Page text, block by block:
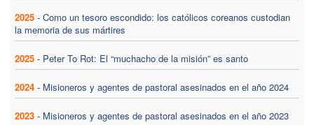
2025 - Como un tesoro escondido: los católicos coreanos custodian
la memoria de sus mártires
2025 - Peter To Rot: El “muchacho de la misión” es santo
2024 - Misioneros y agentes de pastoral asesinados en el año 2024
2023 - Misioneros y agentes de pastoral asesinados en el año 2023